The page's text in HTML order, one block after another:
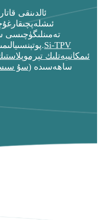
ئالدىنقى
تەمىنلىگۈچىسى
پوتېنسىيالىمىزنى تونۇشتۇرۇشتىن خۇشالمىز.Si-TPV
ئىمكانىيەتلىك
ساھەسىدە (سۇ